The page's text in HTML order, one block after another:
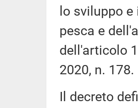
lo sviluppo
pesca e
dell'articolo
2020, n. 178.
Il decreto